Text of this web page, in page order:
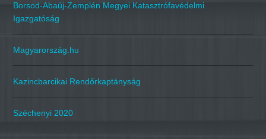
Borsod-Abaúj-Zemplén Megyei Katasztrófavédelmi
Igazgatóság
Magyarország.hu
Kazincbarcikai Rendőrkaptányság
Széchenyi 2020